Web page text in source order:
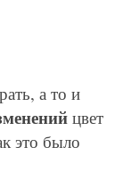
а то и
цвет
это было